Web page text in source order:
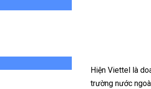
Hiện Viettel là
trường nước